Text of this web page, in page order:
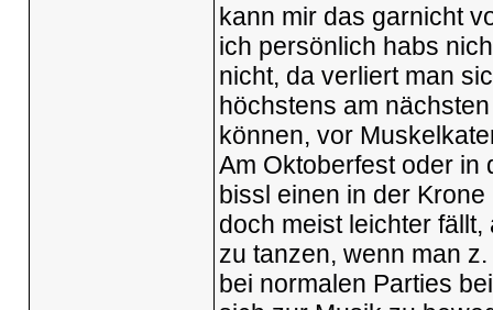
kann mir das garnicht
ich persönlich habs
nicht, da verliert man
höchstens am
können, vor
Am Oktoberfest oder in
bissl einen in der
doch meist leichter
zu tanzen, wenn man
bei normalen Parties